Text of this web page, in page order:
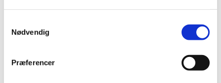
Nødvendig
Præferencer
Fabrikantens referencenummer: FMI60984
2022032190